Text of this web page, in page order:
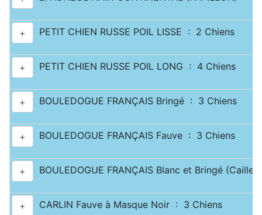
+ PETIT CHIEN RUSSE POIL LISSE : 2 Chiens
+ PETIT CHIEN RUSSE POIL LONG : 4 Chiens
+ BOULEDOGUE FRANÇAIS Bringé : 3 Chiens
+ BOULEDOGUE FRANÇAIS Fauve : 3 Chiens
+ BOULEDOGUE FRANÇAIS Blanc et Bringé
+ CARLIN Fauve à Masque Noir : 3 Chiens